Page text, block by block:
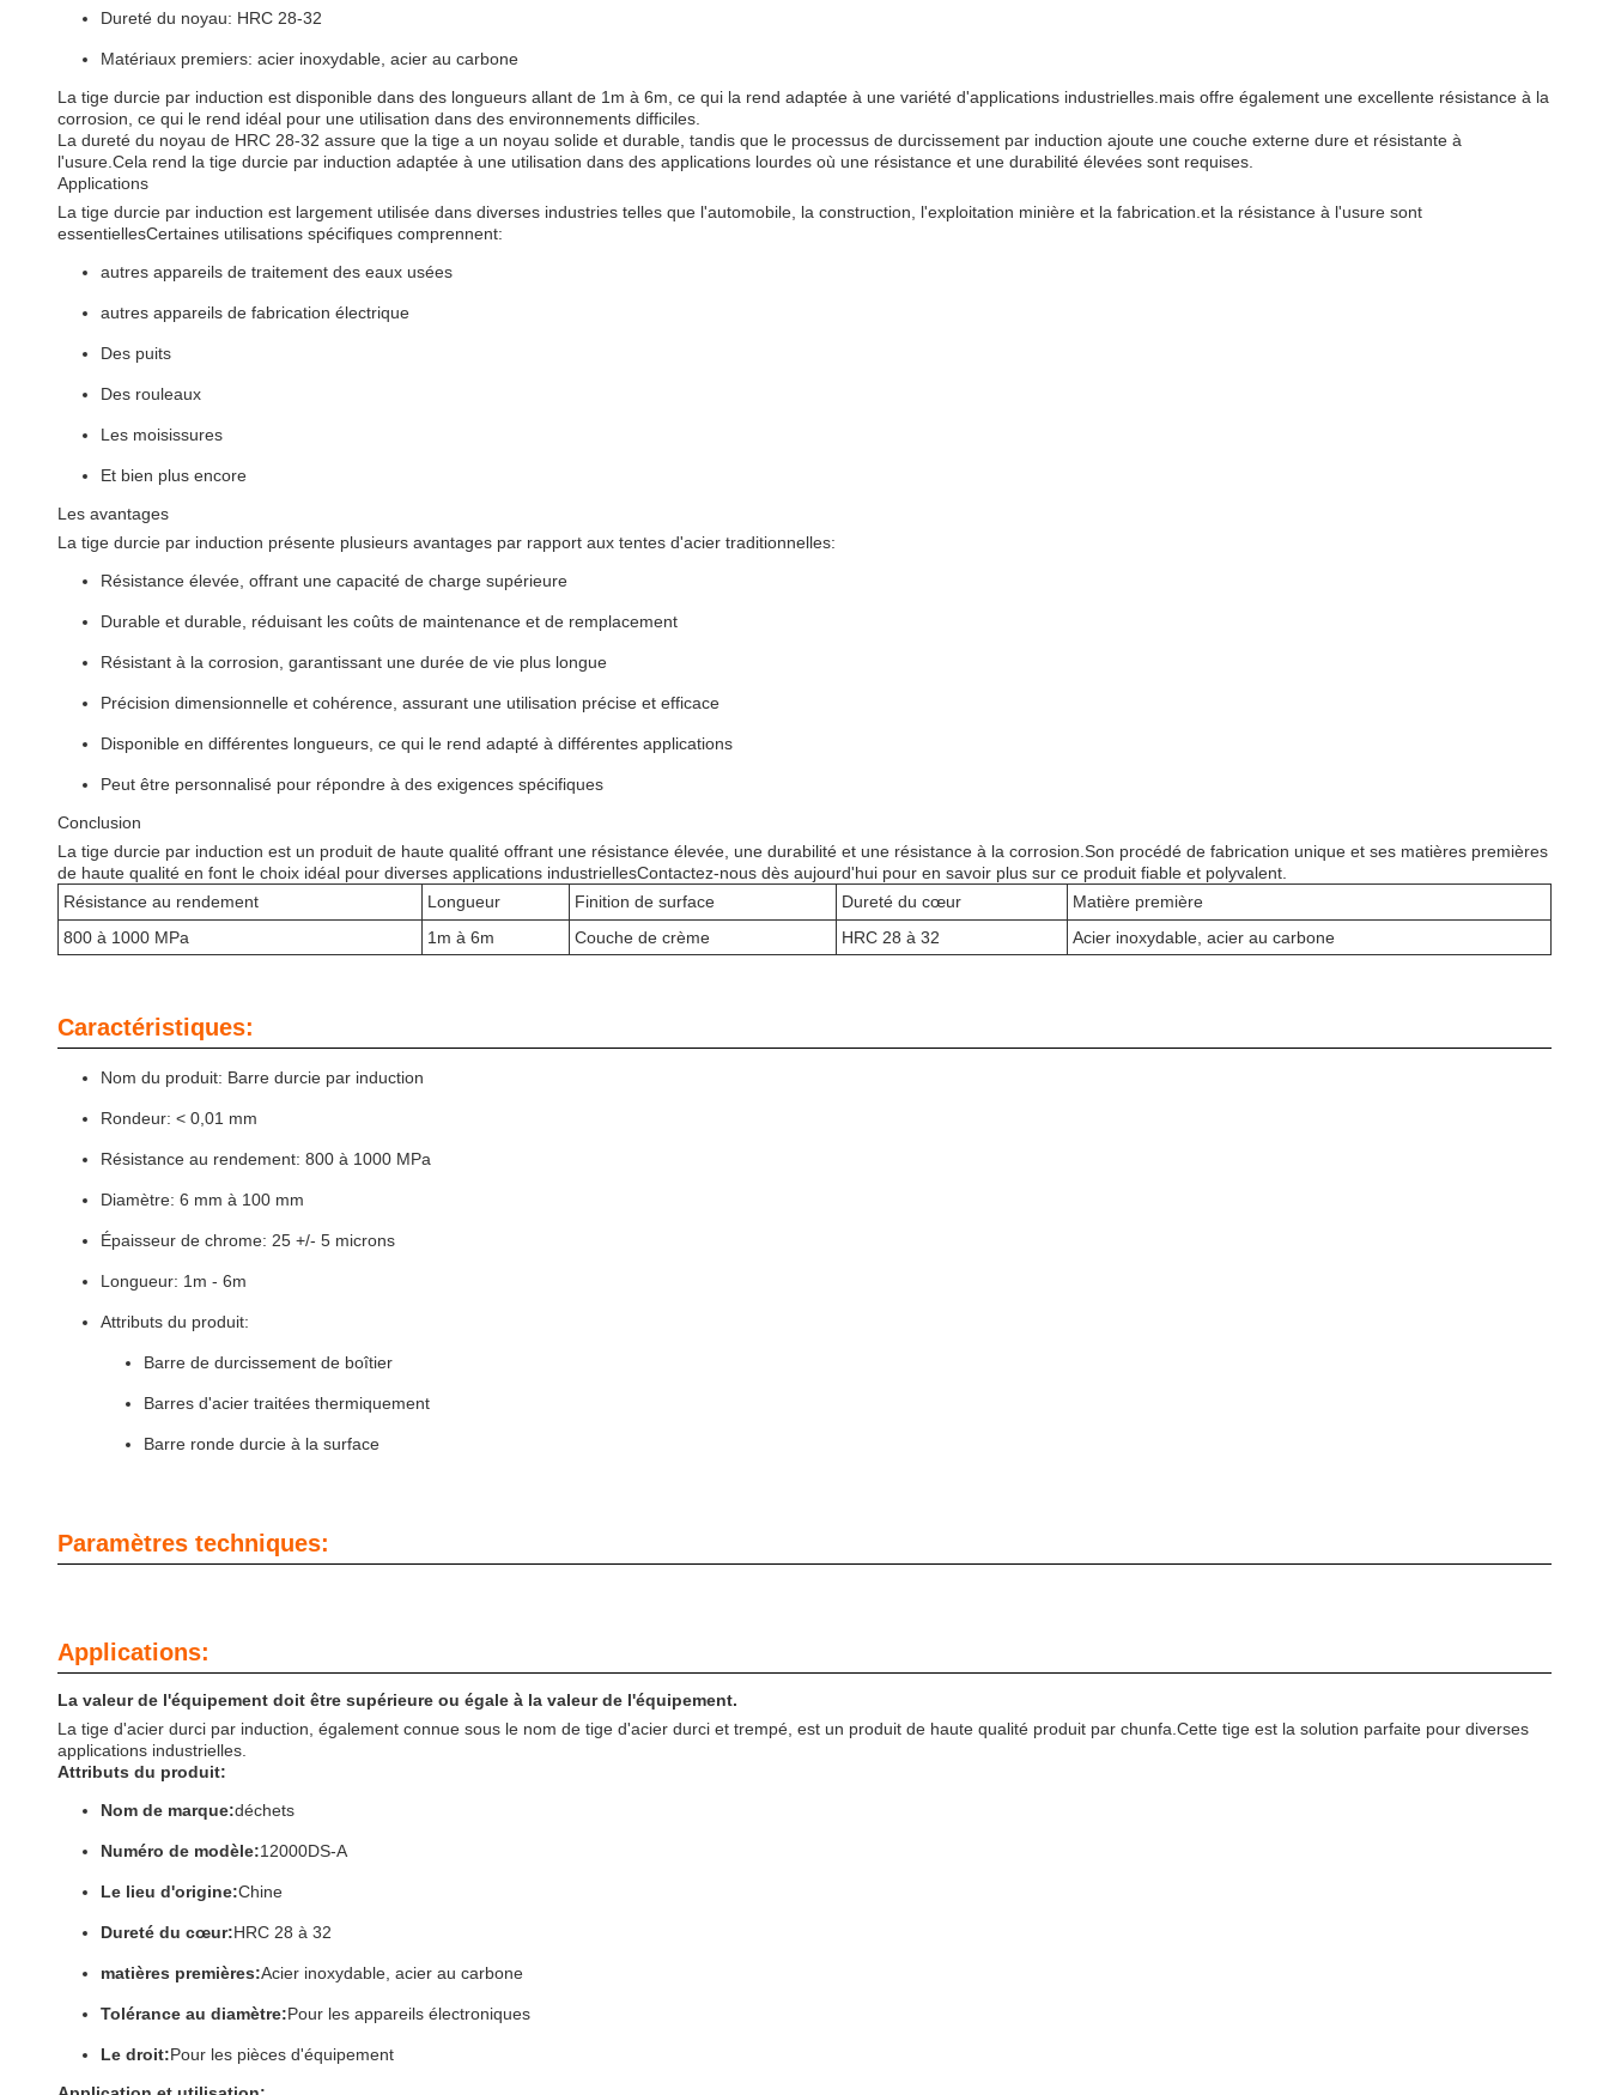
Dureté du noyau: HRC 28-32
Matériaux premiers: acier inoxydable, acier au carbone
La tige durcie par induction est disponible dans des longueurs allant de 1m à 6m, ce qui la rend adaptée à une variété d'applications industrielles.mais offre également une excellente résistance à la
corrosion, ce qui le rend idéal pour une utilisation dans des environnements difficiles.
La dureté du noyau de HRC 28-32 assure que la tige a un noyau solide et durable, tandis que le processus de durcissement par induction ajoute une couche externe dure et résistante à
l'usure.Cela rend la tige durcie par induction adaptée à une utilisation dans des applications lourdes où une résistance et une durabilité élevées sont requises.
Applications
La tige durcie par induction est largement utilisée dans diverses industries telles que l'automobile, la construction, l'exploitation minière et la fabrication.et la résistance à l'usure sont
essentiellesCertaines utilisations spécifiques comprennent:
autres appareils de traitement des eaux usées
autres appareils de fabrication électrique
Des puits
Des rouleaux
Les moisissures
Et bien plus encore
Les avantages
La tige durcie par induction présente plusieurs avantages par rapport aux tentes d'acier traditionnelles:
Résistance élevée, offrant une capacité de charge supérieure
Durable et durable, réduisant les coûts de maintenance et de remplacement
Résistant à la corrosion, garantissant une durée de vie plus longue
Précision dimensionnelle et cohérence, assurant une utilisation précise et efficace
Disponible en différentes longueurs, ce qui le rend adapté à différentes applications
Peut être personnalisé pour répondre à des exigences spécifiques
Conclusion
La tige durcie par induction est un produit de haute qualité offrant une résistance élevée, une durabilité et une résistance à la corrosion.Son procédé de fabrication unique et ses matières premières
de haute qualité en font le choix idéal pour diverses applications industriellesContactez-nous dès aujourd'hui pour en savoir plus sur ce produit fiable et polyvalent.
Résistance au rendement
Longueur Finition de surface Dureté du cœur
Matière première
800 à 1000 MPa
1m à 6m Couche de crème HRC 28 à 32 Acier inoxydable, acier au carbone
Caractéristiques:
Nom du produit: Barre durcie par induction
Rondeur: < 0,01 mm
Résistance au rendement: 800 à 1000 MPa
Diamètre: 6 mm à 100 mm
Épaisseur de chrome: 25 +/- 5 microns
Longueur: 1m - 6m
Attributs du produit:
Barre de durcissement de boîtier
Barres d'acier traitées thermiquement
Barre ronde durcie à la surface
Paramètres techniques:
Applications:
La valeur de l'équipement doit être supérieure ou égale à la valeur de l'équipement.
La tige d'acier durci par induction, également connue sous le nom de tige d'acier durci et trempé, est un produit de haute qualité produit par chunfa.Cette tige est la solution parfaite pour diverses
applications industrielles.
Attributs du produit:
Nom de marque:déchets
Numéro de modèle:12000DS-A
Le lieu d'origine:Chine
Dureté du cœur:HRC 28 à 32
matières premières:Acier inoxydable, acier au carbone
Tolérance au diamètre:Pour les appareils électroniques
Le droit:Pour les pièces d'équipement